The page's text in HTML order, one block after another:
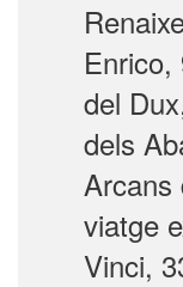
del
dels
Arcans
viatge
Vinci,